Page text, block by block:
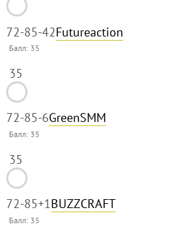
72-85-42Futureaction
Балл: 35
35
72-85-6GreenSMM
Балл: 35
35
72-85+1BUZZCRAFT
Балл: 35